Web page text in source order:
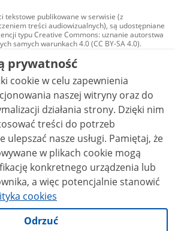
tekstowe publikowane w serwisie (z
treści audiowizualnych), są udostępniane
typu Creative Commons: uznanie autorstwa
samych warunkach 4.0 (CC BY-SA 4.0).
audiowizualne, w tym zdjęcia, materiały
i wideo, są udostępniane na licencji typu
Commons: uznanie autorstwa użycie
- bez utworów zależnych 4.0 (CC BY-
4.0), o ile nie jest to stwierdzone inaczej.
prywatność
cookie w celu zapewnienia
naszej witryny oraz do
działania strony. Dzięki nim
treści do potrzeb
nasze usługi. Pamiętaj, że
w plikach cookie mogą
konkretnego urządzenia lub
a więc potencjalnie stanowić
cookies
Odrzuć